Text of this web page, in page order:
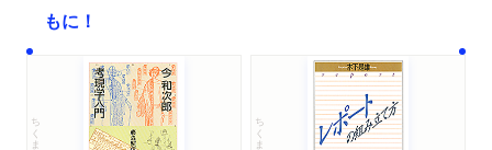
もに！
ちくま文庫 ちくま学芸文庫